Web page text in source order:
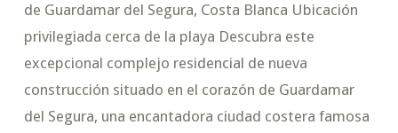
de Guardamar del Segura, Costa Blanca Ubicación
privilegiada cerca de la playa Descubra este
excepcional complejo residencial de nueva
construcción situado en el corazón de Guardamar
del Segura, una encantadora ciudad costera famosa